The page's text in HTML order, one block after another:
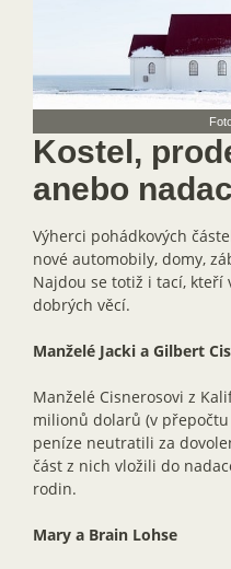
Kostel,
anebo
Výherci pohádkových
nové automobily, domy,
Najdou se totiž i tací,
dobrých věcí.
Manželé Jacki a Gilbert
Manželé Cisnerosovi z
milionů dolarů (v
peníze neutratili za
část z nich vložili do
rodin.
Mary a Brain Lohse